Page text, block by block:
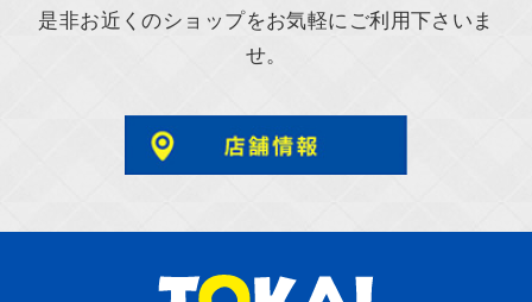
是非お近くのショップをお気軽にご利用下さいま
せ。